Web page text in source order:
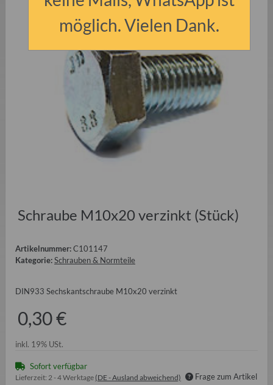
Schraube M10x20 verzinkt (Stück)
Artikelnummer:C101147
Kategorie:Schrauben & Normteile
DIN933 Sechskantschraube M10x20 verzinkt
0,30 €
inkl. 19% USt.
Sofort verfügbar
Lieferzeit: 2 - 4 Werktage (DE - Ausland abweichend) Frage zum Artikel
möglich. Vielen Dank.